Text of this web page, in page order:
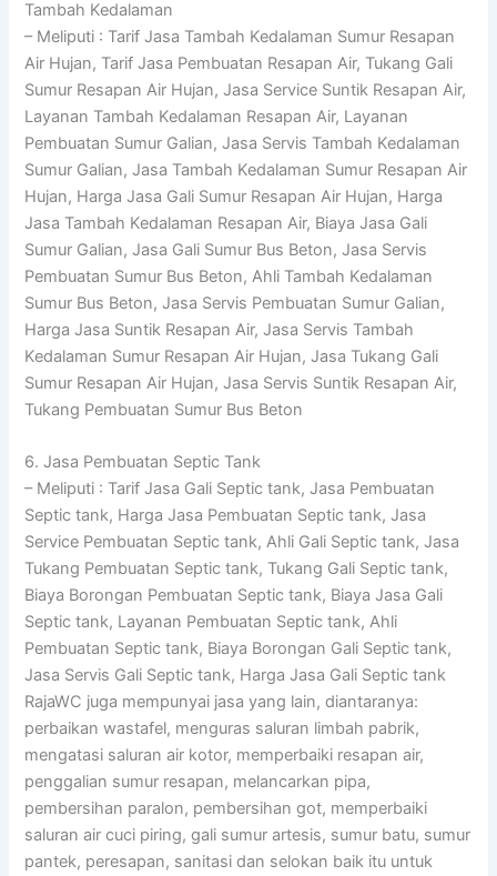
Tambah Kedalaman
– Meliputi : Tarif Jasa Tambah Kedalaman Sumur Resapan
Air Hujan, Tarif Jasa Pembuatan Resapan Air, Tukang Gali
Sumur Resapan Air Hujan, Jasa Service Suntik Resapan Air,
Layanan Tambah Kedalaman Resapan Air, Layanan
Pembuatan Sumur Galian, Jasa Servis Tambah Kedalaman
Sumur Galian, Jasa Tambah Kedalaman Sumur Resapan Air
Hujan, Harga Jasa Gali Sumur Resapan Air Hujan, Harga
Jasa Tambah Kedalaman Resapan Air, Biaya Jasa Gali
Sumur Galian, Jasa Gali Sumur Bus Beton, Jasa Servis
Pembuatan Sumur Bus Beton, Ahli Tambah Kedalaman
Sumur Bus Beton, Jasa Servis Pembuatan Sumur Galian,
Harga Jasa Suntik Resapan Air, Jasa Servis Tambah
Kedalaman Sumur Resapan Air Hujan, Jasa Tukang Gali
Sumur Resapan Air Hujan, Jasa Servis Suntik Resapan Air,
Tukang Pembuatan Sumur Bus Beton
6. Jasa Pembuatan Septic Tank
– Meliputi : Tarif Jasa Gali Septic tank, Jasa Pembuatan
Septic tank, Harga Jasa Pembuatan Septic tank, Jasa
Service Pembuatan Septic tank, Ahli Gali Septic tank, Jasa
Tukang Pembuatan Septic tank, Tukang Gali Septic tank,
Biaya Borongan Pembuatan Septic tank, Biaya Jasa Gali
Septic tank, Layanan Pembuatan Septic tank, Ahli
Pembuatan Septic tank, Biaya Borongan Gali Septic tank,
Jasa Servis Gali Septic tank, Harga Jasa Gali Septic tank
RajaWC juga mempunyai jasa yang lain, diantaranya:
perbaikan wastafel, menguras saluran limbah pabrik,
mengatasi saluran air kotor, memperbaiki resapan air,
penggalian sumur resapan, melancarkan pipa,
pembersihan paralon, pembersihan got, memperbaiki
saluran air cuci piring, gali sumur artesis, sumur batu, sumur
pantek, peresapan, sanitasi dan selokan baik itu untuk